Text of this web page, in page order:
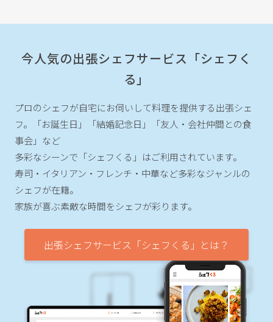
今人気の出張シェフサービス「シェフく
る」
プロのシェフが自宅にお伺いして料理を提供する出張シェ
フ。
「お誕生日」「結婚記念日」「友人・会社仲間との食
事会」など
多彩なシーンで「シェフくる」はご利用されています。
寿司・イタリアン・フレンチ・中華など多彩なジャンルの
シェフが在籍。
家族が喜ぶ素敵な時間をシェフが彩ります。
出張シェフサービス「シェフくる」とは？